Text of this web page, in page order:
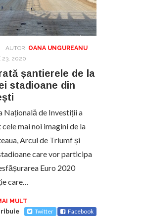
AUTOR: OANA UNGUREANU
23, 2020
șantierele de la
stadioane din
Națională de Investiții a
mai noi imagini de la
Arcul de Triumf și
care vor participa
Euro 2020
care…
MULT
Twitter Facebook